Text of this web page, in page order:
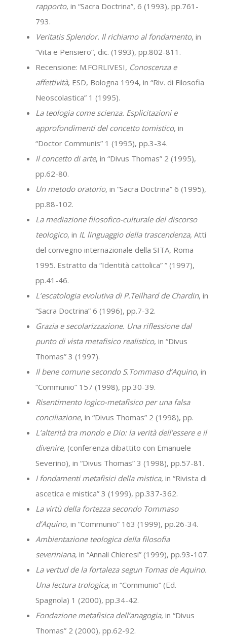
rapporto, in “Sacra Doctrina”, 6 (1993), pp.761-
793.
Veritatis Splendor. Il richiamo al fondamento, in
“Vita e Pensiero”, dic. (1993), pp.802-811.
Recensione: M.FORLIVESI, Conoscenza e
affettività, ESD, Bologna 1994, in “Riv. di Filosofia
Neoscolastica” 1 (1995).
La teologia come scienza. Esplicitazioni e
approfondimenti del concetto tomistico, in
“Doctor Communis” 1 (1995), pp.3-34.
Il concetto di arte, in “Divus Thomas” 2 (1995),
pp.62-80.
Un metodo oratorio, in “Sacra Doctrina” 6 (1995),
pp.88-102.
La mediazione filosofico-culturale del discorso
teologico, in IL linguaggio della trascendenza, Atti
del convegno internazionale della SITA, Roma
1995. Estratto da “Identità cattolica” ” (1997),
pp.41-46.
L’escatologia evolutiva di P.Teilhard de Chardin, in
“Sacra Doctrina” 6 (1996), pp.7-32.
Grazia e secolarizzazione. Una riflessione dal
punto di vista metafisico realistico, in “Divus
Thomas” 3 (1997).
Il bene comune secondo S.Tommaso d’Aquino, in
“Communio” 157 (1998), pp.30-39.
Risentimento logico-metafisico per una falsa
conciliazione, in “Divus Thomas” 2 (1998), pp.
L’alterità tra mondo e Dio: la verità dell’essere e il
divenire, (conferenza dibattito con Emanuele
Severino), in “Divus Thomas” 3 (1998), pp.57-81.
I fondamenti metafisici della mistica, in “Rivista di
ascetica e mistica” 3 (1999), pp.337-362.
La virtù della fortezza secondo Tommaso
d’Aquino, in “Communio” 163 (1999), pp.26-34.
Ambientazione teologica della filosofia
severiniana, in “Annali Chieresi” (1999), pp.93-107.
La vertud de la fortaleza segun Tomas de Aquino.
Una lectura trologica, in “Communio” (Ed.
Spagnola) 1 (2000), pp.34-42.
Fondazione metafisica dell’anagogia, in “Divus
Thomas” 2 (2000), pp.62-92.